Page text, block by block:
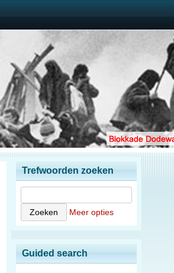
Trefwoorden zoeken
Meer opties
Guided search